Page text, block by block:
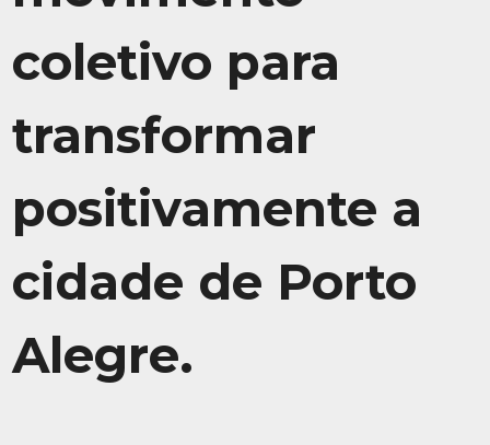
coletivo para
transformar
positivamente a
cidade de Porto
Alegre.